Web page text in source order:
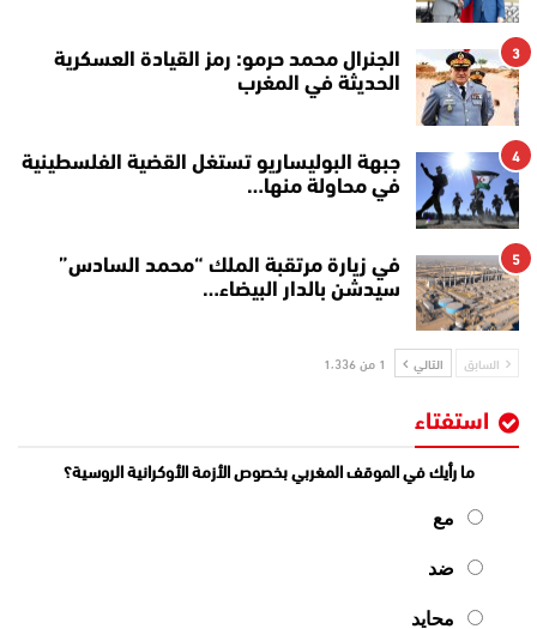
3
الجنرال محمد حرمو: رمز القيادة العسكرية
الحديثة في المغرب
4
جبهة البوليساريو تستغل القضية الفلسطينية
في محاولة منها…
5
في زيارة مرتقبة الملك “محمد السادس”
سيدشن بالدار البيضاء…
السابق التالي 1 من 1٬336
استفتاء
ما رأيك في الموقف المغربي بخصوص الأزمة الأوكرانية الروسية؟
مع
ضد
محايد